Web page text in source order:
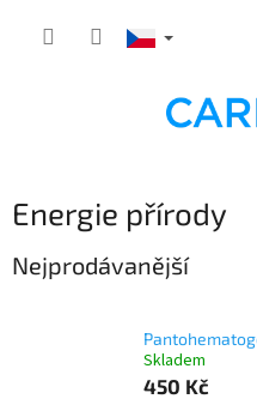
Energie přírody
Nejprodávanější
Skladem
450 Kč